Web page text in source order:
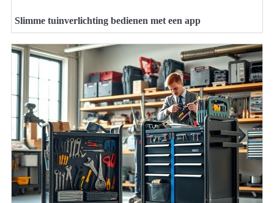
Slimme tuinverlichting bedienen met een app